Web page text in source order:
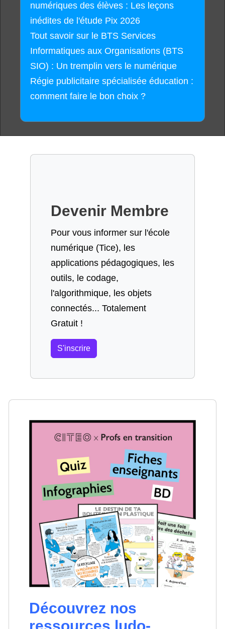
numériques des élèves : Les leçons
inédites de l'étude Pix 2026
Tout savoir sur le BTS Services
Informatiques aux Organisations (BTS
SIO) : Un tremplin vers le numérique
Régie publicitaire spécialisée éducation :
comment faire le bon choix ?
Devenir Membre
Pour vous informer sur l'école
numérique (Tice), les
applications pédagogiques, les
outils, le codage,
l'algorithmique, les objets
connectés... Totalement
Gratuit !
S'inscrire
Découvrez nos